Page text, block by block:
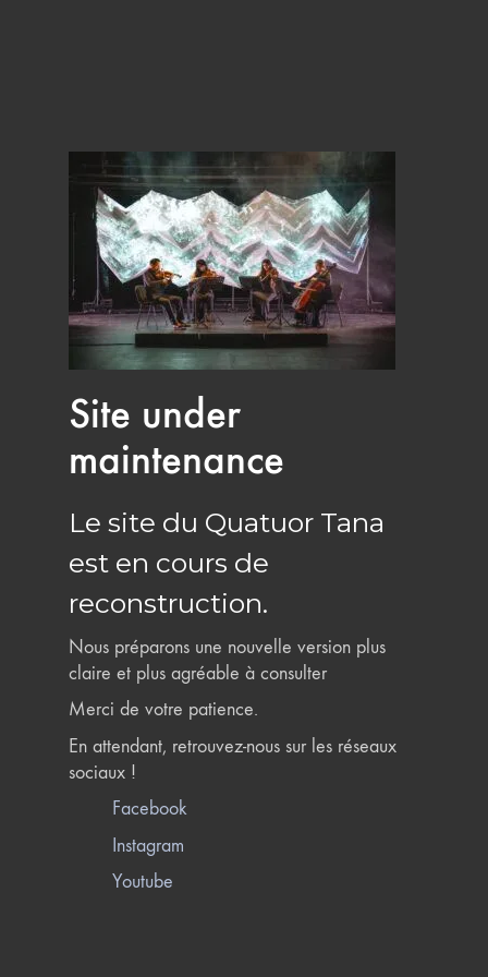
Site under
maintenance
Le site du Quatuor Tana
est en cours de
reconstruction.
Nous préparons une nouvelle version plus
claire et plus agréable à consulter
Merci de votre patience.
En attendant, retrouvez-nous sur les réseaux
sociaux !
Facebook
Instagram
Youtube